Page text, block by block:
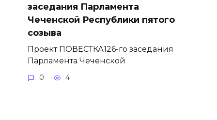
заседания Парламента
Чеченской Республики пятого
созыва
Проект ПОВЕСТКА126-го заседания
Парламента Чеченской
0 4